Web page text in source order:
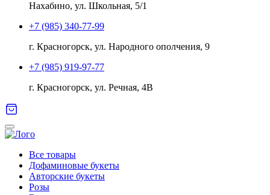
Нахабино, ул. Школьная, 5/1
+7 (985) 340-77-99
г. Красногорск, ул. Народного ополчения, 9
+7 (985) 919-97-77
г. Красногорск, ул. Речная, 4В
Все товары
Дофаминовые букеты
Авторские букеты
Розы